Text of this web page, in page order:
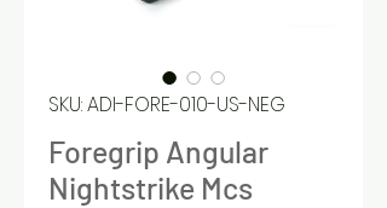
SKU: ADI-FORE-010-US-NEG
Foregrip Angular
Nightstrike Mcs